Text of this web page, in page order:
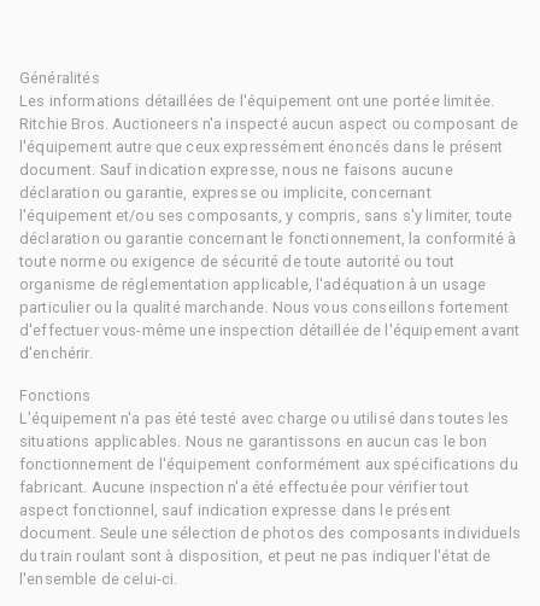
Généralités
Les informations détaillées de l'équipement ont une portée limitée.
Ritchie Bros. Auctioneers n'a inspecté aucun aspect ou composant de
l'équipement autre que ceux expressément énoncés dans le présent
document. Sauf indication expresse, nous ne faisons aucune
déclaration ou garantie, expresse ou implicite, concernant
l'équipement et/ou ses composants, y compris, sans s'y limiter, toute
déclaration ou garantie concernant le fonctionnement, la conformité à
toute norme ou exigence de sécurité de toute autorité ou tout
organisme de réglementation applicable, l'adéquation à un usage
particulier ou la qualité marchande. Nous vous conseillons fortement
d'effectuer vous-même une inspection détaillée de l'équipement avant
d'enchérir.
Fonctions
L'équipement n'a pas été testé avec charge ou utilisé dans toutes les
situations applicables. Nous ne garantissons en aucun cas le bon
fonctionnement de l'équipement conformément aux spécifications du
fabricant. Aucune inspection n'a été effectuée pour vérifier tout
aspect fonctionnel, sauf indication expresse dans le présent
document. Seule une sélection de photos des composants individuels
du train roulant sont à disposition, et peut ne pas indiquer l'état de
l'ensemble de celui-ci.